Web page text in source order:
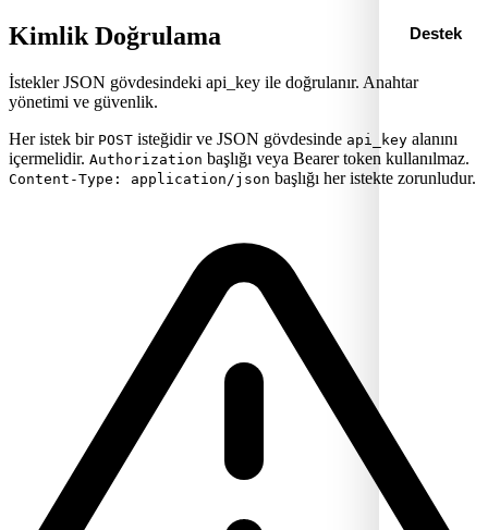
Destek
Kimlik Doğrulama
İstekler JSON gövdesindeki api_key ile doğrulanır. Anahtar
yönetimi ve güvenlik.
Her istek bir POST isteğidir ve JSON gövdesinde api_key alanını
içermelidir. Authorization başlığı veya Bearer token kullanılmaz.
Content-Type: application/json başlığı her istekte zorunludur.